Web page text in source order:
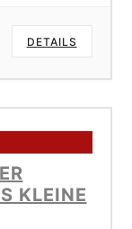
DETAILS
KLEINE